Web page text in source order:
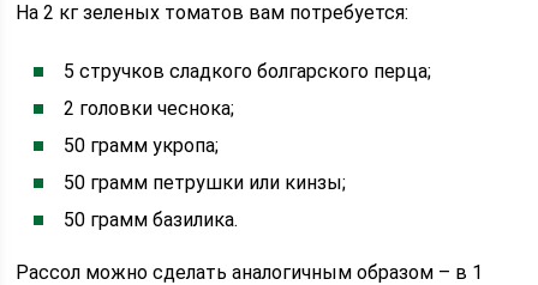
На 2 кг зеленых томатов вам потребуется:
5 стручков сладкого болгарского перца;
2 головки чеснока;
50 грамм укропа;
50 грамм петрушки или кинзы;
50 грамм базилика.
Рассол можно сделать аналогичным образом – в 1